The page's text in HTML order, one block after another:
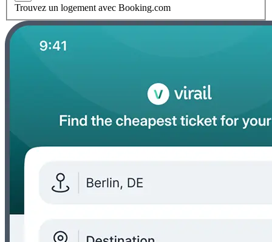
Trouvez un logement avec Booking.com